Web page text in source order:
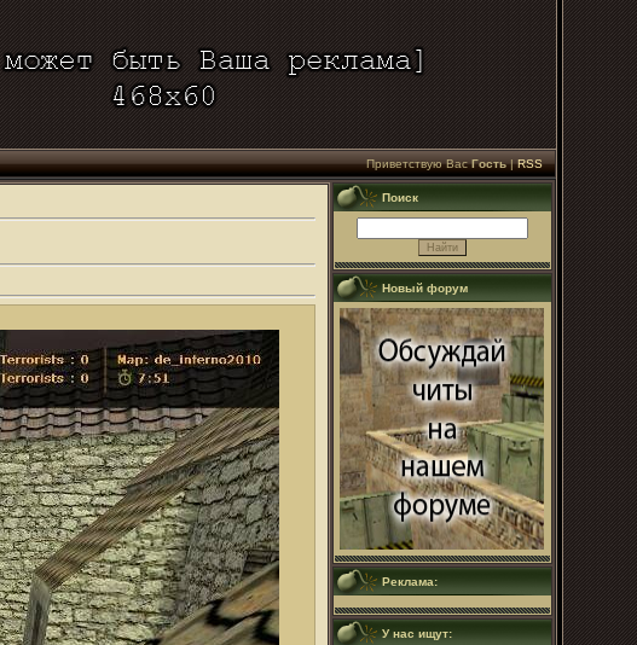
Приветствую Вас Гость|RSS
Поиск
Новый форум
Реклама:
У нас ищут: